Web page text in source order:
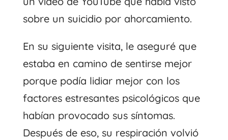
sobre un suicidio por ahorcamiento.
En su siguiente visita, le aseguré que
estaba en camino de sentirse mejor
porque podía lidiar mejor con los
factores estresantes psicológicos que
habían provocado sus síntomas.
Después de eso, su respiración volvió